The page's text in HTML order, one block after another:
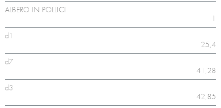
ALBERO IN POLLICI
1
d1
25,4
d7
41,28
d3
42,85